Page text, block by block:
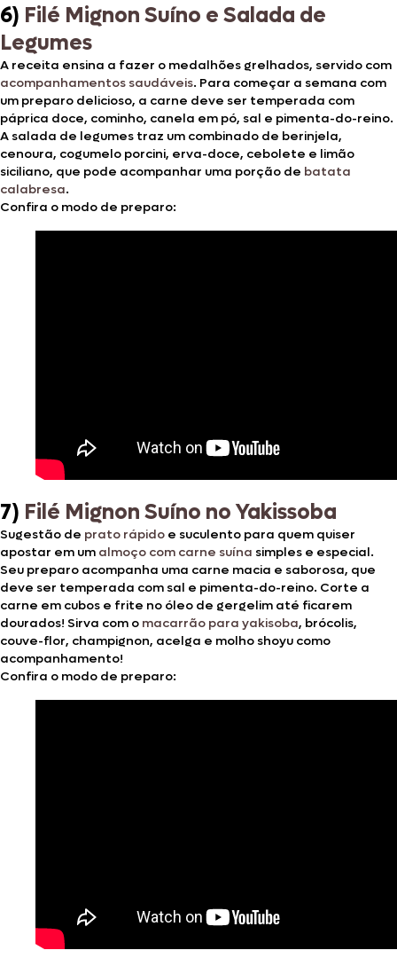
6) Filé Mignon Suíno e Salada de
Legumes
A receita ensina a fazer o medalhões grelhados, servido com
acompanhamentos saudáveis. Para começar a semana com
um preparo delicioso, a carne deve ser temperada com
páprica doce, cominho, canela em pó, sal e pimenta-do-reino.
A salada de legumes traz um combinado de berinjela,
cenoura, cogumelo porcini, erva-doce, cebolete e limão
siciliano, que pode acompanhar uma porção de batata
calabresa.
Confira o modo de preparo:
7) Filé Mignon Suíno no Yakissoba
Sugestão de prato rápido e suculento para quem quiser
apostar em um almoço com carne suína simples e especial.
Seu preparo acompanha uma carne macia e saborosa, que
deve ser temperada com sal e pimenta-do-reino. Corte a
carne em cubos e frite no óleo de gergelim até ficarem
dourados! Sirva com o macarrão para yakisoba, brócolis,
couve-flor, champignon, acelga e molho shoyu como
acompanhamento!
Confira o modo de preparo: